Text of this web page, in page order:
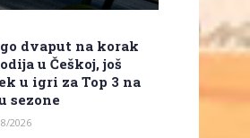
dvaput na korak
u Češkoj, još
u igri za Top 3 na
sezone
2026